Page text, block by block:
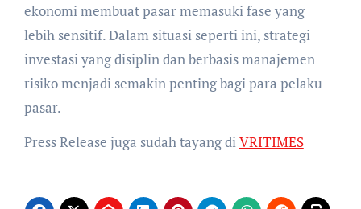
ekonomi membuat pasar memasuki fase yang
lebih sensitif. Dalam situasi seperti ini, strategi
investasi yang disiplin dan berbasis manajemen
risiko menjadi semakin penting bagi para pelaku
pasar.
Press Release juga sudah tayang diVRITIMES